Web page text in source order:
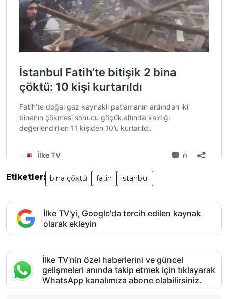
Etiketler: bina çöktü fatih istanbul
İlke TV'yi, Google'da tercih edilen kaynak
olarak ekleyin
İlke TV’nin özel haberlerini ve güncel
gelişmeleri anında takip etmek için tıklayarak
WhatsApp kanalımıza abone olabilirsiniz.